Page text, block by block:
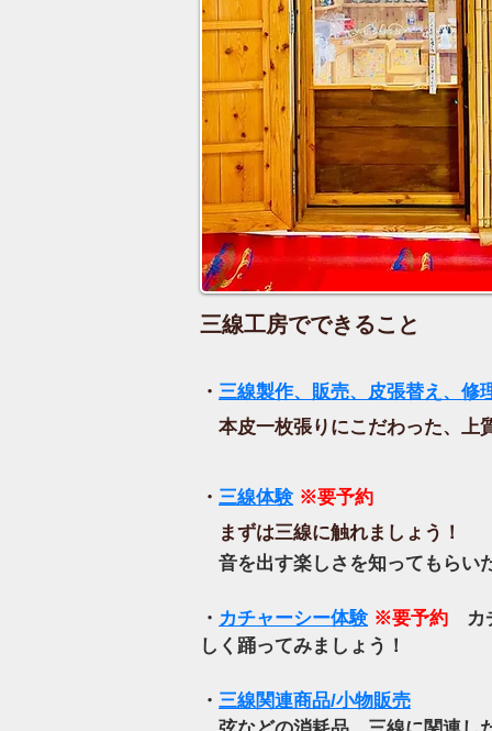
三線工房でできること
・ 三線製作、販売、皮張替え、修
本皮一枚張りにこだわった、上
・ 三線体験 ※要予約
まずは三線に触れましょう！
音を出す楽しさを知ってもらい
・ カチャーシー体験 ※要予約
カ
しく踊ってみましょう！
・ 三線関連商品/小物販売